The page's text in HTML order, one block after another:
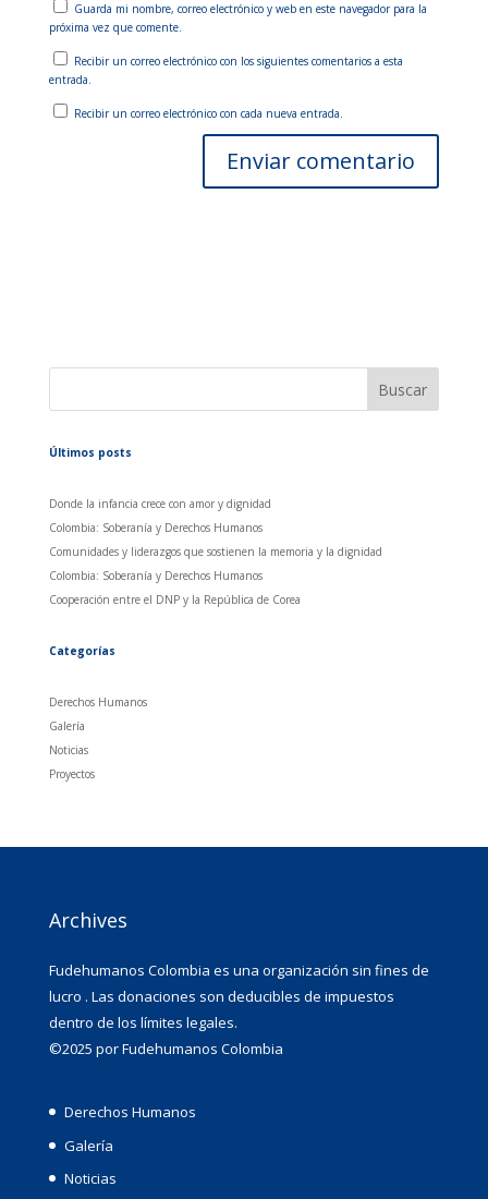
Guarda mi nombre, correo electrónico y web en este navegador para la
próxima vez que comente.
Recibir un correo electrónico con los siguientes comentarios a esta
entrada.
Recibir un correo electrónico con cada nueva entrada.
Buscar
Últimos posts
Donde la infancia crece con amor y dignidad
Colombia: Soberanía y Derechos Humanos
Comunidades y liderazgos que sostienen la memoria y la dignidad
Colombia: Soberanía y Derechos Humanos
Cooperación entre el DNP y la República de Corea
Categorías
Derechos Humanos
Galería
Noticias
Proyectos
Archives
Fudehumanos Colombia es una organización sin fines de
lucro . Las donaciones son deducibles de impuestos
dentro de los límites legales.
©2025 por Fudehumanos Colombia
Derechos Humanos
Galería
Noticias